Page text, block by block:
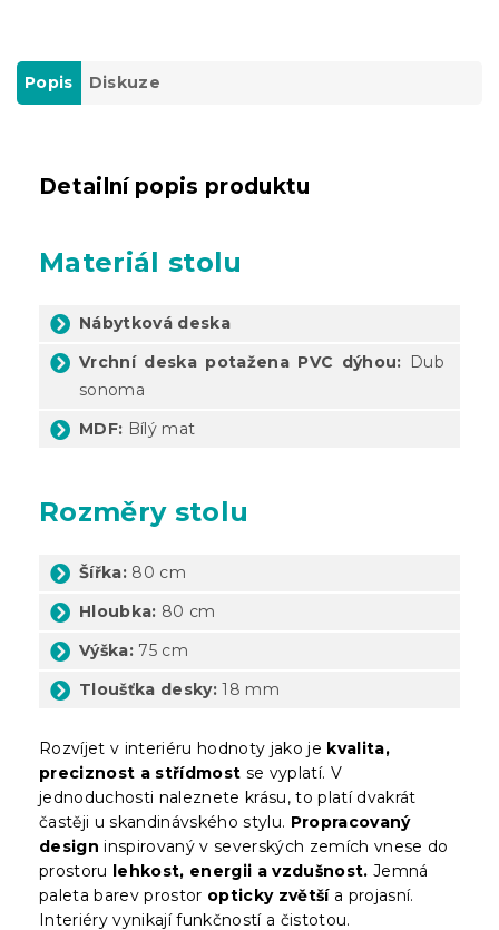
Popis Diskuze
Detailní popis produktu
Materiál stolu
Nábytková deska
Vrchní deska potažena PVC dýhou: Dub
sonoma
MDF: Bílý mat
Rozměry stolu
Šířka: 80 cm
Hloubka: 80 cm
Výška: 75 cm
Tloušťka desky: 18 mm
Rozvíjet v interiéru hodnoty jako je kvalita,
preciznost a střídmost se vyplatí. V
jednoduchosti naleznete krásu, to platí dvakrát
častěji u skandinávského stylu. Propracovaný
design inspirovaný v severských zemích vnese do
prostoru lehkost, energii a vzdušnost. Jemná
paleta barev prostor opticky zvětšía projasní.
Interiéry vynikají funkčností a čistotou.